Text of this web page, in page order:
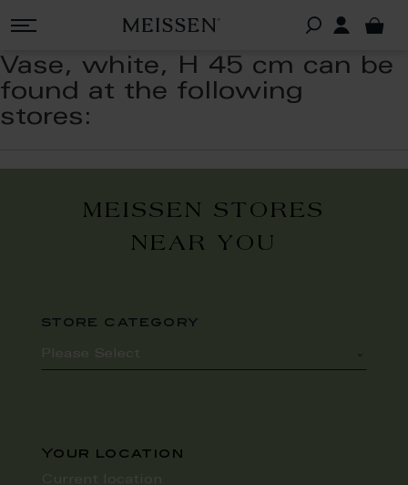
Vase, white, H 45 cm can be
found at the following
stores:
MEISSEN STORES
NEAR YOU
store category
Your location